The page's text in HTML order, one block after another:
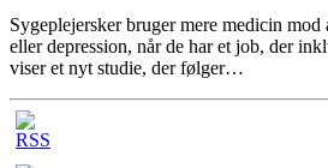
Sygeplejersker bruger mere medicin mod
eller depression, når de har et job, der
viser et nyt studie, der følger…